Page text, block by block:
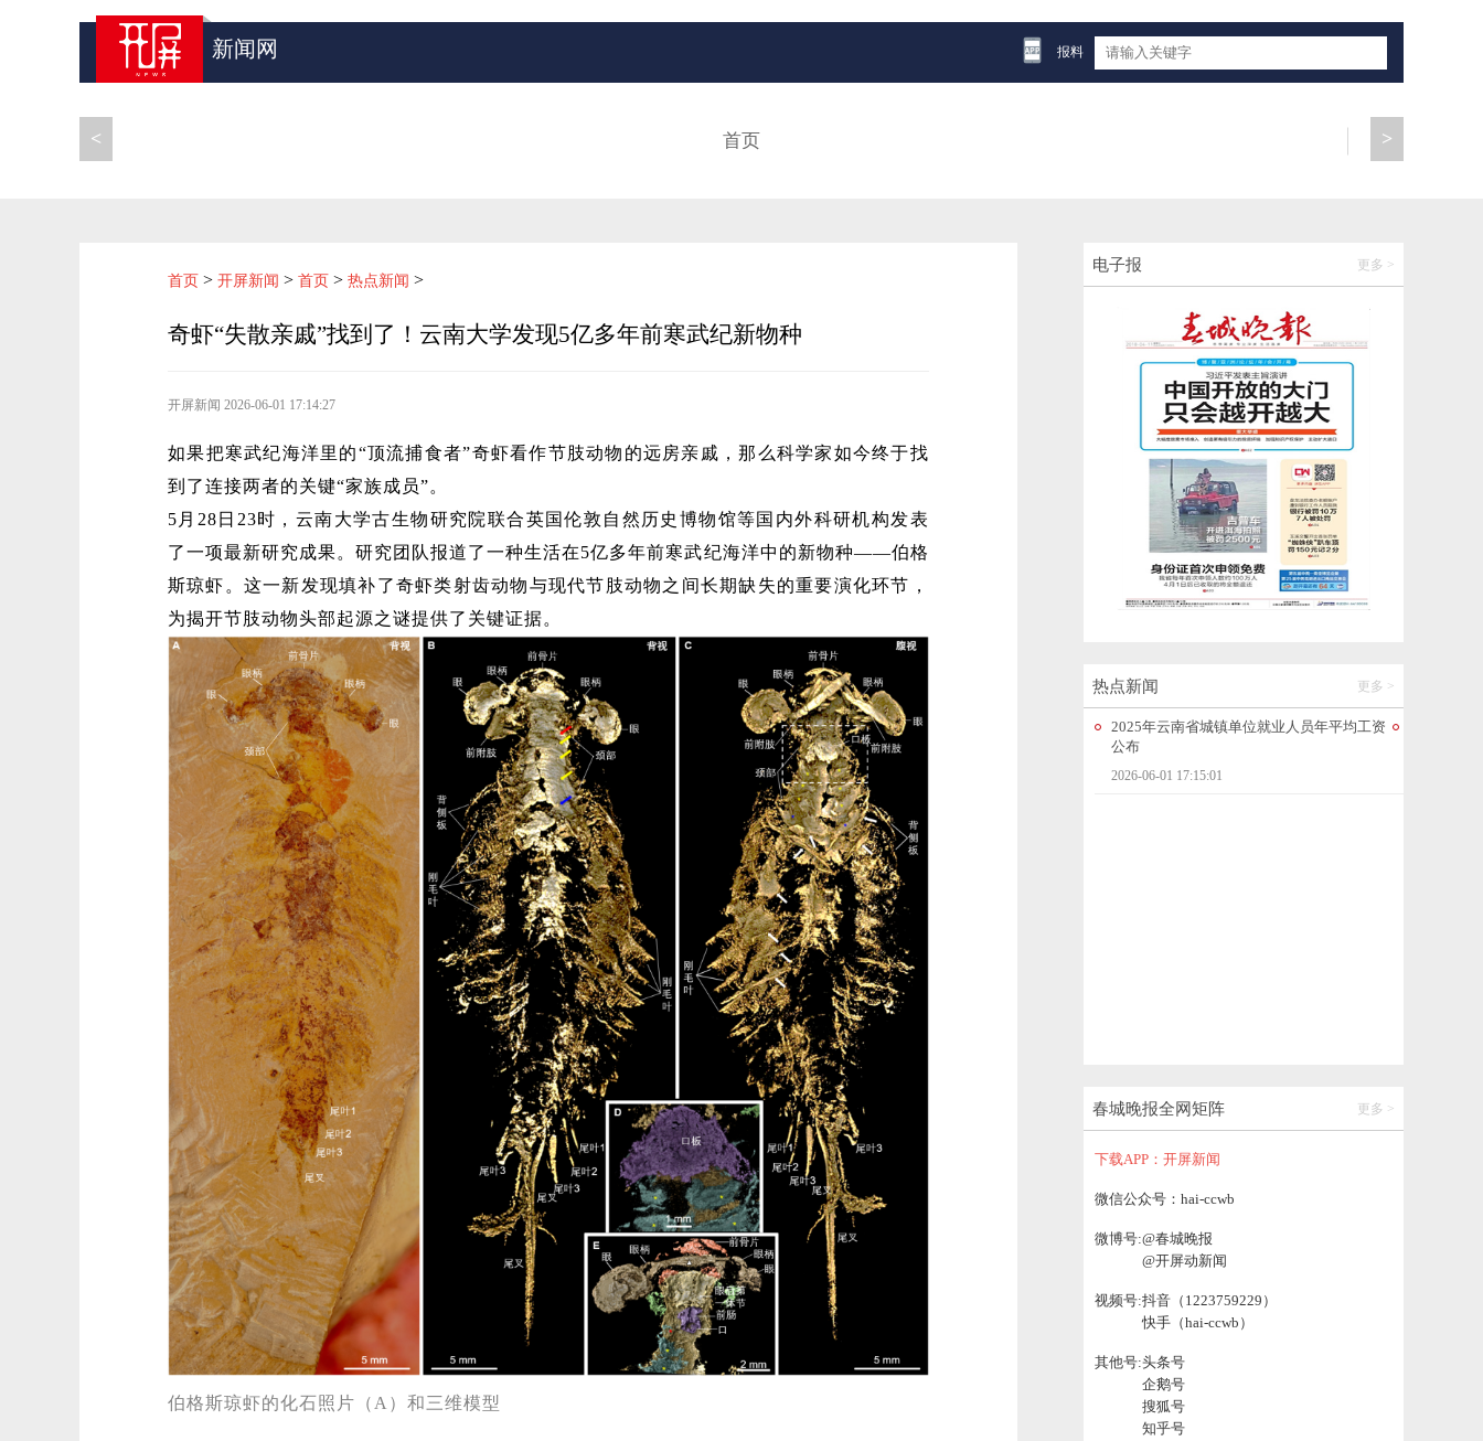
新闻网 报料
首页 >
<
电子报 更多 >
热点新闻 更多 >
2025年云南省城镇单位就业人员年平均工资
公布
2026-06-01 17:15:01
春城晚报全网矩阵 更多 >
下载APP：开屏新闻
微信公众号：hai-ccwb
微博号:@春城晚报
@开屏动新闻
视频号:抖音（1223759229）
快手（hai-ccwb）
其他号:头条号
企鹅号
搜狐号
知乎号
首页 > 开屏新闻 > 首页 > 热点新闻 >
奇虾“失散亲戚”找到了！云南大学发现5亿多年前寒武纪新物种
开屏新闻 2026-06-01 17:14:27
如果把寒武纪海洋里的“顶流捕食者”奇虾看作节肢动物的远房亲戚，那么科学家如今终于找
到了连接两者的关键“家族成员”。
5月28日23时，云南大学古生物研究院联合英国伦敦自然历史博物馆等国内外科研机构发表
了一项最新研究成果。研究团队报道了一种生活在5亿多年前寒武纪海洋中的新物种——伯格
斯琼虾。这一新发现填补了奇虾类射齿动物与现代节肢动物之间长期缺失的重要演化环节，
为揭开节肢动物头部起源之谜提供了关键证据。
伯格斯琼虾的化石照片（A）和三维模型